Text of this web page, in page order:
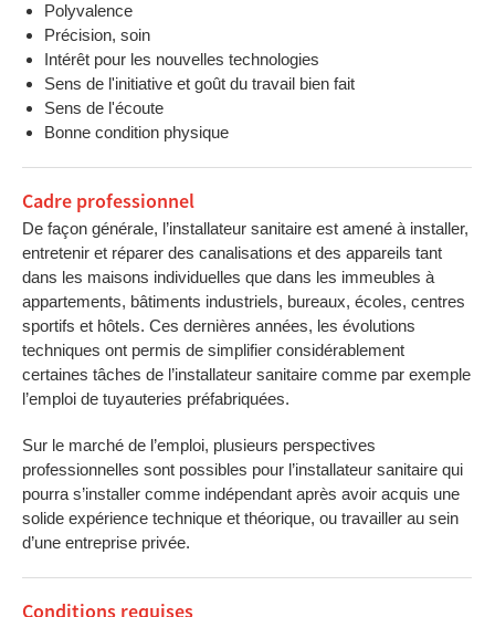
Polyvalence
Précision, soin
Intérêt pour les nouvelles technologies
Sens de l'initiative et goût du travail bien fait
Sens de l'écoute
Bonne condition physique
Cadre professionnel
De façon générale, l’installateur sanitaire est amené à installer,
entretenir et réparer des canalisations et des appareils tant
dans les maisons individuelles que dans les immeubles à
appartements, bâtiments industriels, bureaux, écoles, centres
sportifs et hôtels. Ces dernières années, les évolutions
techniques ont permis de simplifier considérablement
certaines tâches de l’installateur sanitaire comme par exemple
l’emploi de tuyauteries préfabriquées.
Sur le marché de l’emploi, plusieurs perspectives
professionnelles sont possibles pour l’installateur sanitaire qui
pourra s’installer comme indépendant après avoir acquis une
solide expérience technique et théorique, ou travailler au sein
d’une entreprise privée.